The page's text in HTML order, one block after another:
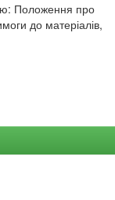
Положення про
до матеріалів,